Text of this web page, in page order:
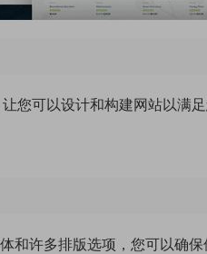
您可以设计和构建网站以满足
许多排版选项，您可以确保